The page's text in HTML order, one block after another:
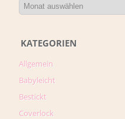
KATEGORIEN
Allgemein
Babyleicht
Bestickt
Coverlock